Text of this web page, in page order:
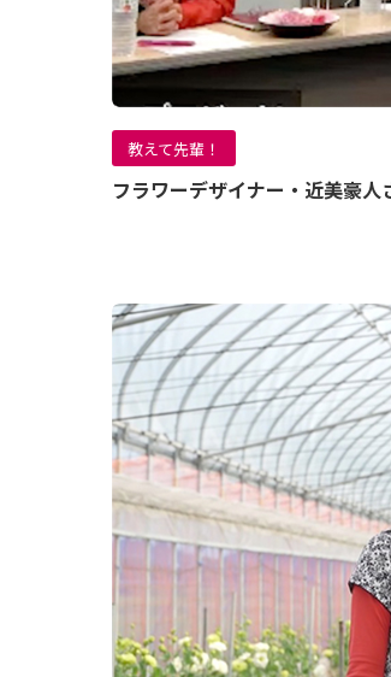
教えて先輩！
フラワーデザイナー・近美豪